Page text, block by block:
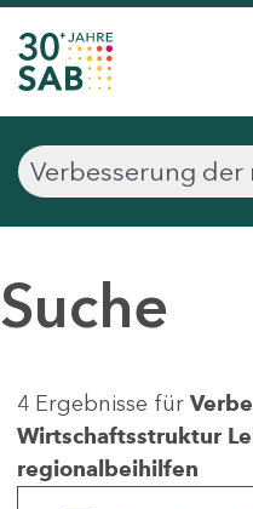
Suche
4 Ergebnisse für
Wirtschaftsstruktur
regionalbeihilfen